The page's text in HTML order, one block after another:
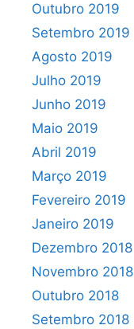
Outubro 2019
Setembro 2019
Agosto 2019
Julho 2019
Junho 2019
Maio 2019
Abril 2019
Março 2019
Fevereiro 2019
Janeiro 2019
Dezembro 2018
Novembro 2018
Outubro 2018
Setembro 2018